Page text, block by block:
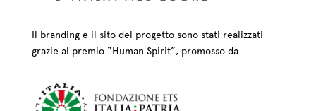
Il branding e il sito del progetto sono stati realizzati
grazie al premio “Human Spirit”, promosso da